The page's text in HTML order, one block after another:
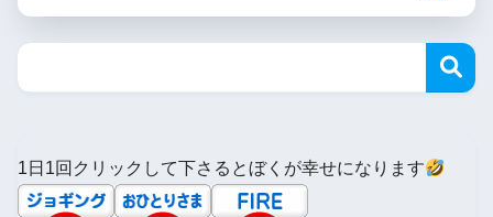
1日1回クリックして下さるとぼくが幸せになります